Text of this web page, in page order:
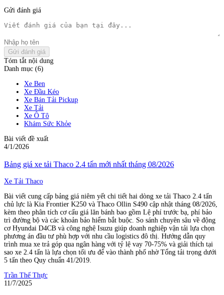
Gửi đánh giá
Gửi đánh giá
Tóm tắt nội dung
Danh mục (6)
Xe Ben
Xe Đầu Kéo
Xe Bán Tải Pickup
Xe Tải
Xe Ô Tô
Khám Sức Khỏe
Bài viết đề xuất
4/1/2026
Bảng giá xe tải Thaco 2.4 tấn mới nhất tháng 08/2026
Xe Tải Thaco
Bài viết cung cấp bảng giá niêm yết chi tiết hai dòng xe tải Thaco 2.4 tấn
chủ lực là Kia Frontier K250 và Thaco Ollin S490 cập nhật tháng 08/2026,
kèm theo phân tích cơ cấu giá lăn bánh bao gồm Lệ phí trước bạ, phí bảo
trì đường bộ và các khoản bảo hiểm bắt buộc. So sánh chuyên sâu về động
cơ Hyundai D4CB và công nghệ Isuzu giúp doanh nghiệp vận tải lựa chọn
phương án đầu tư phù hợp với nhu cầu logistics đô thị. Hướng dẫn quy
trình mua xe trả góp qua ngân hàng với tỷ lệ vay 70-75% và giải thích tại
sao xe 2.4 tấn là lựa chọn tối ưu để vào thành phố nhờ Tổng tải trọng dưới
5 tấn theo Quy chuẩn 41/2019.
Trần Thế Thực
11/7/2025